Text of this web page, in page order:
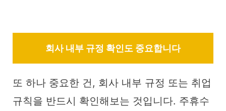
회사 내부 규정 확인도 중요합니다
또 하나 중요한 건, 회사 내부 규정 또는 취업
규칙을 반드시 확인해보는 것입니다. 주휴수